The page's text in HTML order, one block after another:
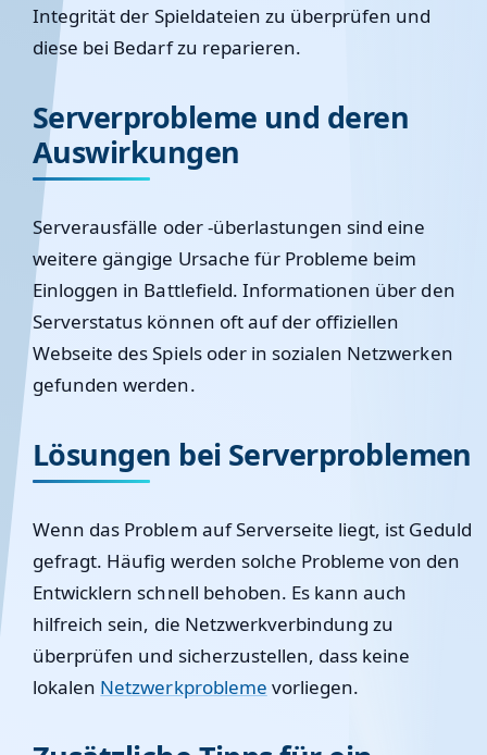
Integrität der Spieldateien zu überprüfen und
diese bei Bedarf zu reparieren.
Serverprobleme und deren
Auswirkungen
Serverausfälle oder -überlastungen sind eine
weitere gängige Ursache für Probleme beim
Einloggen in Battlefield. Informationen über den
Serverstatus können oft auf der offiziellen
Webseite des Spiels oder in sozialen Netzwerken
gefunden werden.
Lösungen bei Serverproblemen
Wenn das Problem auf Serverseite liegt, ist Geduld
gefragt. Häufig werden solche Probleme von den
Entwicklern schnell behoben. Es kann auch
hilfreich sein, die Netzwerkverbindung zu
überprüfen und sicherzustellen, dass keine
lokalen Netzwerkprobleme vorliegen.